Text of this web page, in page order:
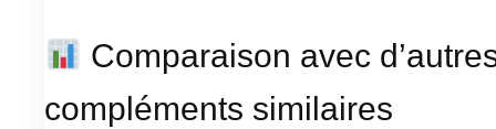
Comparaison avec
compléments similaires